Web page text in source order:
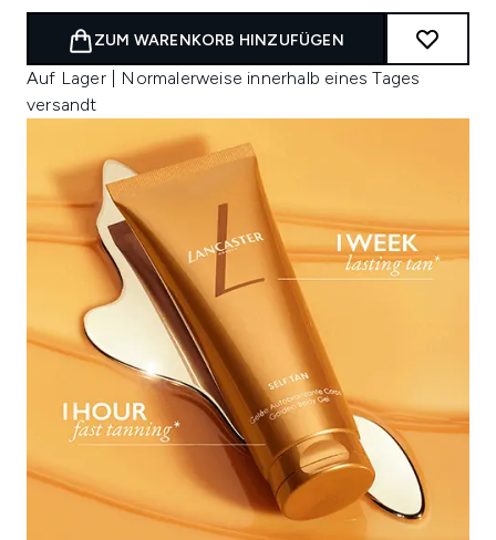
ZUM WARENKORB HINZUFÜGEN
Auf Lager | Normalerweise innerhalb eines Tages
versandt